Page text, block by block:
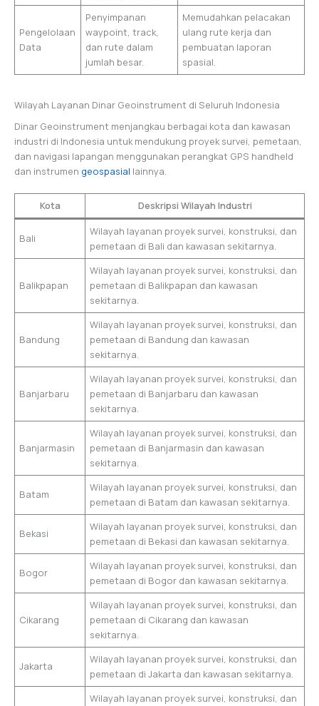
Pengelolaan
Data
Penyimpanan
waypoint, track,
dan rute dalam
jumlah besar.
Memudahkan pelacakan
ulang rute kerja dan
pembuatan laporan
spasial.
Wilayah Layanan Dinar Geoinstrument di Seluruh Indonesia
Dinar Geoinstrument menjangkau berbagai kota dan kawasan
industri di Indonesia untuk mendukung proyek survei, pemetaan,
dan navigasi lapangan menggunakan perangkat GPS handheld
dan instrumen geospasial lainnya.
Kota Deskripsi Wilayah Industri
Bali
Wilayah layanan proyek survei, konstruksi, dan
pemetaan di Bali dan kawasan sekitarnya.
Balikpapan
Wilayah layanan proyek survei, konstruksi, dan
pemetaan di Balikpapan dan kawasan
sekitarnya.
Bandung
Wilayah layanan proyek survei, konstruksi, dan
pemetaan di Bandung dan kawasan
sekitarnya.
Banjarbaru
Wilayah layanan proyek survei, konstruksi, dan
pemetaan di Banjarbaru dan kawasan
sekitarnya.
Banjarmasin
Wilayah layanan proyek survei, konstruksi, dan
pemetaan di Banjarmasin dan kawasan
sekitarnya.
Batam
Wilayah layanan proyek survei, konstruksi, dan
pemetaan di Batam dan kawasan sekitarnya.
Bekasi
Wilayah layanan proyek survei, konstruksi, dan
pemetaan di Bekasi dan kawasan sekitarnya.
Bogor
Wilayah layanan proyek survei, konstruksi, dan
pemetaan di Bogor dan kawasan sekitarnya.
Cikarang
Wilayah layanan proyek survei, konstruksi, dan
pemetaan di Cikarang dan kawasan
sekitarnya.
Jakarta
Wilayah layanan proyek survei, konstruksi, dan
pemetaan di Jakarta dan kawasan sekitarnya.
Wilayah layanan proyek survei, konstruksi, dan